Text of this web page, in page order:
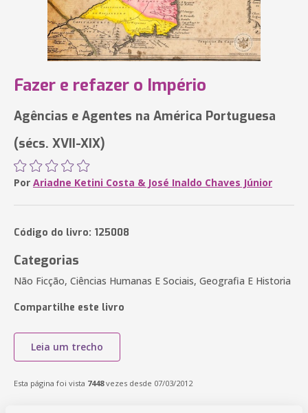
Fazer e refazer o Império
Agências e Agentes na América Portuguesa
(sécs. XVII-XIX)
Por Ariadne Ketini Costa & José Inaldo Chaves Júnior
Código do livro: 125008
Categorias
Não Ficção, Ciências Humanas E Sociais, Geografia E Historia
Compartilhe este livro
Leia um trecho
Esta página foi vista 7448vezes desde 07/03/2012